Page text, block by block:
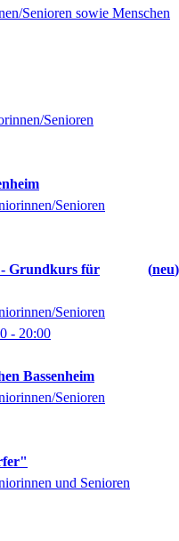
Senioren sowie Menschen
Senioren
Senioren
- Grundkurs für
neu
Senioren
- 20:00
Bassenheim
Senioren
und Senioren